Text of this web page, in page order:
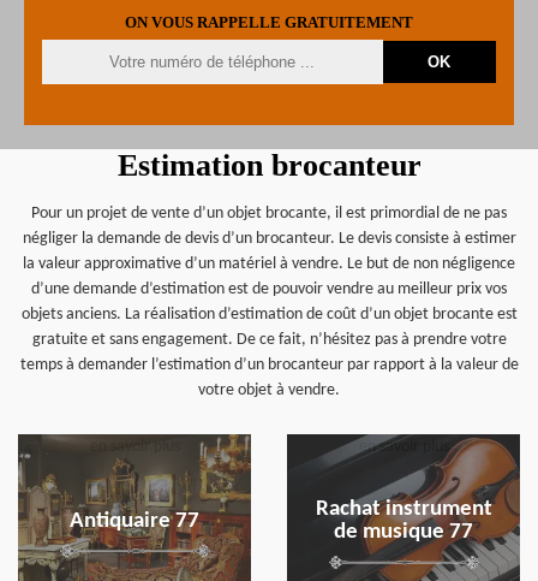
ON VOUS RAPPELLE GRATUITEMENT
Estimation brocanteur
Pour un projet de vente d’un objet brocante, il est primordial de ne pas
négliger la demande de devis d’un brocanteur. Le devis consiste à estimer
la valeur approximative d’un matériel à vendre. Le but de non négligence
d’une demande d’estimation est de pouvoir vendre au meilleur prix vos
objets anciens. La réalisation d’estimation de coût d’un objet brocante est
gratuite et sans engagement. De ce fait, n’hésitez pas à prendre votre
temps à demander l’estimation d’un brocanteur par rapport à la valeur de
votre objet à vendre.
Antiquaire 77
en savoir plus
Rachat instrument
de musique 77
en savoir plus